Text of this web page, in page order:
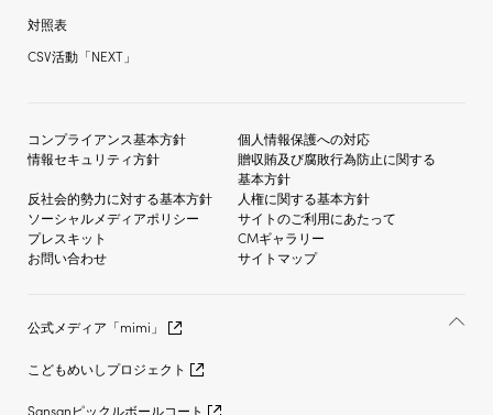
対照表
CSV活動「NEXT」
コンプライアンス基本方針
個人情報保護への対応
情報セキュリティ方針
贈収賄及び腐敗行為防止に関する
基本方針
反社会的勢力に対する基本方針
人権に関する基本方針
ソーシャルメディアポリシー
サイトのご利用にあたって
プレスキット
CMギャラリー
お問い合わせ
サイトマップ
公式メディア「mimi」
こどもめいしプロジェクト
Sansanピックルボールコート